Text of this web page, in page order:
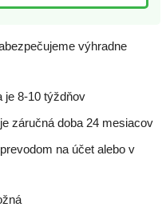
výhradne
je 8-10 týždňov
záručná doba 24 mesiacov
na účet alebo v